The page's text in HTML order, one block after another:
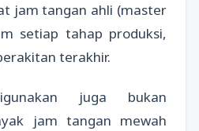
jam tangan ahli (master
setiap tahap produksi,
terakhir.
juga bukan
jam tangan mewah